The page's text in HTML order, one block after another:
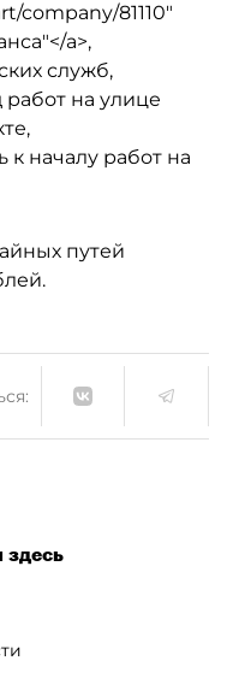
company/81110"
a>,
служб,
на улице
к началу работ на
путей